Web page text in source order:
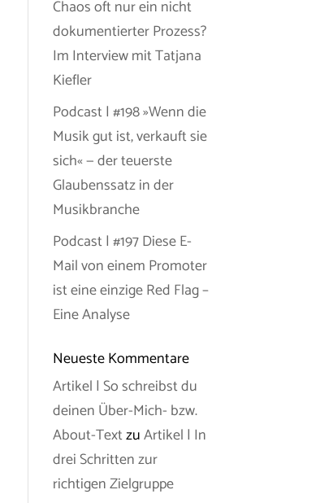
Chaos oft nur ein nicht
dokumentierter Prozess?
Im Interview mit Tatjana
Kiefler
Podcast | #198 »Wenn die
Musik gut ist, verkauft sie
sich« — der teuerste
Glaubenssatz in der
Musikbranche
Podcast | #197 Diese E-
Mail von einem Promoter
ist eine einzige Red Flag –
Eine Analyse
Neueste Kommentare
Artikel | So schreibst du
deinen Über-Mich- bzw.
About-TextzuArtikel | In
drei Schritten zur
richtigen Zielgruppe